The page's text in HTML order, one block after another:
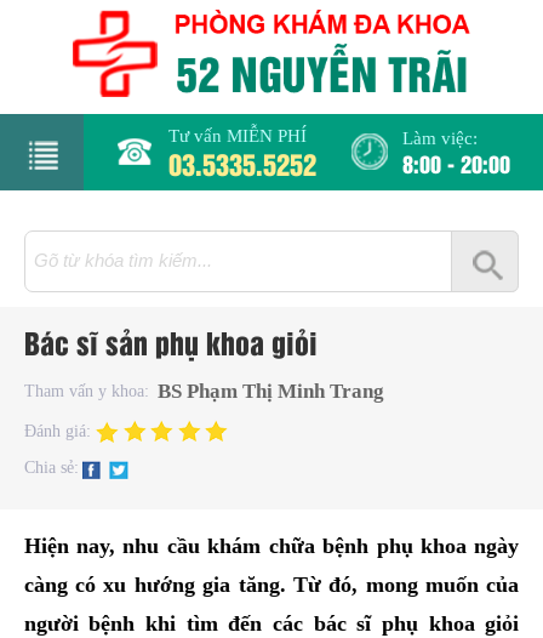
Tư vấn MIỄN PHÍ
03.5335.5252
Làm việc:
8:00 - 20:00
Bác sĩ sản phụ khoa giỏi
Tham vấn y khoa: BS Phạm Thị Minh Trang
Đánh giá:
Chia sẻ:
Hiện nay, nhu cầu khám chữa bệnh phụ khoa ngày
càng có xu hướng gia tăng. Từ đó, mong muốn của
người bệnh khi tìm đến các bác sĩ phụ khoa giỏi